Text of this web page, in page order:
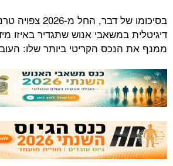
בסיכומו של דבר, החל
דיגיטלית במשאבי אנוש שתגדיר באיזו
ממנף את הנכס הקריטי ביותר שלו: